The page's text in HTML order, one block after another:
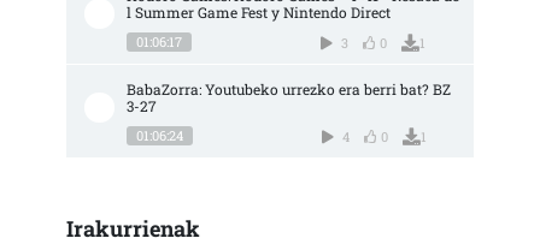
l Summer Game Fest y Nintendo Direct
01:06:17 3 0 1
BabaZorra: Youtubeko urrezko era berri bat? BZ
3-27
01:06:24 4 0 1
Irakurrienak